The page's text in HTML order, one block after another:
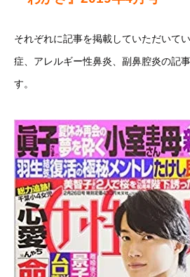
それぞれに記事を掲載していただいて
症、アレルギー性鼻炎、副鼻腔炎の記
す。